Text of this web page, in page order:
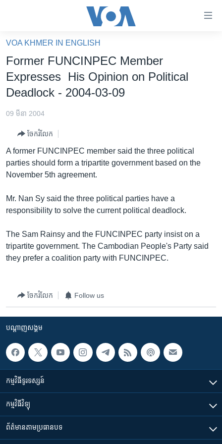
គេហទំព័រ​
ទាក់ទង
និង​
ចូល​
ទំព័រ​
ម្តង
រំលង​
និង​
ទៅ​
ទំព័រ​
សម្ព័ន្ធ​
រំលង​
និង​
ទំព័រ​
ស្វែង​
រក
អាមេរិក
ព្រឹត្តិការណ៍ព័ត៌មាន
ទូរទស្សន៍ / វីដេអូ​
វិទ្យុ / ផតខាសថ៍
កម្មវិធីទាំងអស់
Khmer English
VOA KHMER IN ENGLISH
Former FUNCINPEC Member
Expresses His Opinion on Political
Deadlock - 2004-03-09
09 មីនា 2004
ចែករំលែក
A former FUNCINPEC member said the three political
parties should form a tripartite government based on the
November 5th agreement.
Mr. Nan Sy said the three political parties have a
responsibility to solve the current political deadlock.
The Sam Rainsy and the FUNCINPEC party insist on a
tripartite government. The Cambodian People's Party said
they prefer a coalition party with FUNCINPEC.
ចែករំលែក Follow us
បណ្តាញ​សង្គម
កម្មវិធី​ទូរទស្សន៍
កម្មវិធី​វិទ្យុ
ព័ត៌មាន​តាមប្រធានបទ​